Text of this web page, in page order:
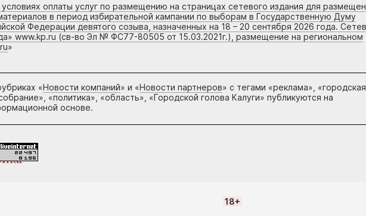
оплаты услуг по размещению на страницах сетевого издания для
в период избирательной кампании по выборам в Государственную Думу
Федерации девятого созыва, назначенных на 18 – 20 сентября 2026 года.
www.kp.ru (св-во Эл № ФС77-80505 от 15.03.2021г.), размещение на региональном
»
«Новости компаний» и «Новости партнеров» с тегами «реклама», «городская
«политика», «область», «Городской голова Калуги» публикуются на
основе.
18+